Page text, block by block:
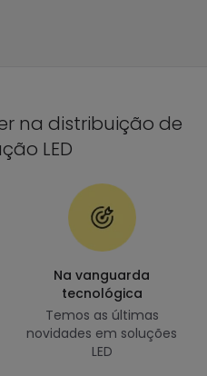
na distribuição de
LED
Na vanguarda
tecnológica
Temos as últimas
novidades em soluções
LED